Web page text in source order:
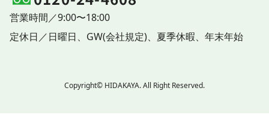
営業時間／9:00〜18:00
定休日／日曜日、 GW(会社規定)、 夏季休暇、 年末年始
Copyright© HIDAKAYA. All Right Reserved.